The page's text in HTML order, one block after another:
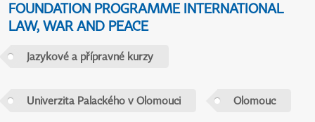
FOUNDATION PROGRAMME INTERNATIONAL
LAW, WAR AND PEACE
Jazykové a přípravné kurzy
Univerzita Palackého v Olomouci Olomouc